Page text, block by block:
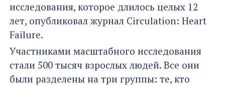
исследования, которое длилось целых 12
лет, опубликовал журнал Circulation: Heart
Failure.
Участниками масштабного исследования
стали 500 тысяч взрослых людей. Все они
были разделены на три группы: те, кто